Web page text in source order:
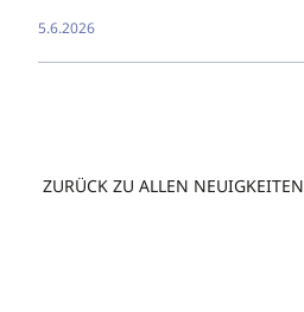
5.6.2026
ZURÜCK ZU ALLEN NEUIGKEITEN